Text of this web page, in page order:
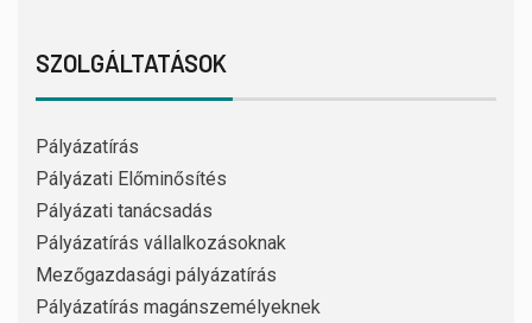
SZOLGÁLTATÁSOK
Pályázatírás
Pályázati Előminősítés
Pályázati tanácsadás
Pályázatírás vállalkozásoknak
Mezőgazdasági pályázatírás
Pályázatírás magánszemélyeknek